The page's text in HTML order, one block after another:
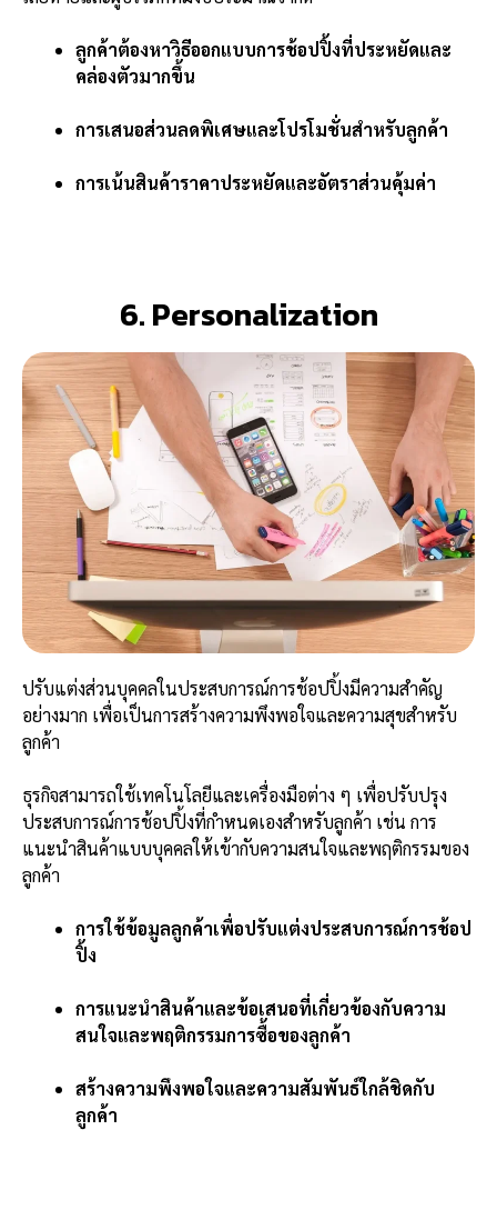
ลูกค้าต้องหาวิธีออกแบบการช้อปปิ้งที่ประหยัดและ
คล่องตัวมากขึ้น
การเสนอส่วนลดพิเศษและโปรโมชั่นสำหรับลูกค้า
การเน้นสินค้าราคาประหยัดและอัตราส่วนคุ้มค่า
6. Personalization
ปรับแต่งส่วนบุคคลในประสบการณ์การช้อปปิ้งมีความสำคัญ
อย่างมาก เพื่อเป็นการสร้างความพึงพอใจและความสุขสำหรับ
ลูกค้า
ธุรกิจสามารถใช้เทคโนโลยีและเครื่องมือต่าง ๆ เพื่อปรับปรุง
ประสบการณ์การช้อปปิ้งที่กำหนดเองสำหรับลูกค้า เช่น การ
แนะนำสินค้าแบบบุคคลให้เข้ากับความสนใจและพฤติกรรมของ
ลูกค้า
การใช้ข้อมูลลูกค้าเพื่อปรับแต่งประสบการณ์การช้อป
ปิ้ง
การแนะนำสินค้าและข้อเสนอที่เกี่ยวข้องกับความ
สนใจและพฤติกรรมการซื้อของลูกค้า
สร้างความพึงพอใจและความสัมพันธ์ใกล้ชิดกับ
ลูกค้า